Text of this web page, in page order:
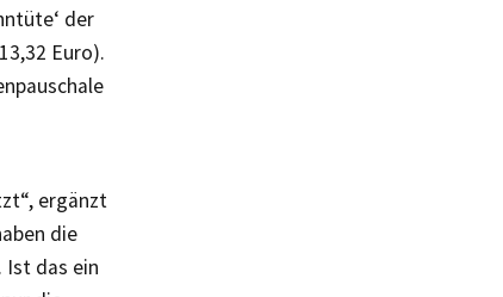
der
Euro).
ergänzt
die
Ist das ein